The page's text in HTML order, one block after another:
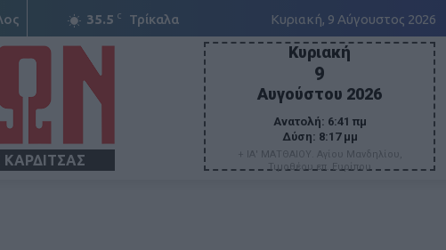
35.5 C Τρίκαλα Κυριακή, 9 Αύγουστος 2026
Κυριακή
9
Αυγούστου 2026
Ανατολή: 6:41 πμ
Δύση: 8:17 μμ
+ ΙΑ' ΜΑΤΘΑΙΟΥ. Αγίου Μανδηλίου,
Τιμοθέου επ. Ευρίπου